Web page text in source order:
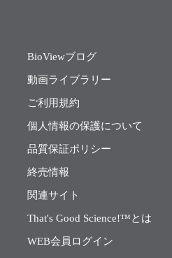
BioViewブログ
動画ライブラリー
ご利用規約
個人情報の保護について
品質保証ポリシー
終売情報
関連サイト
That's Good Science!™とは
WEB会員ログイン